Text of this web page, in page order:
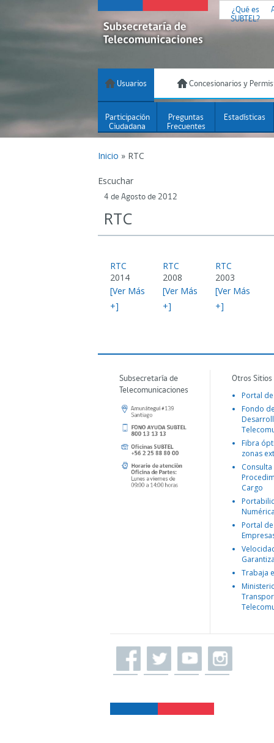
¿Qué es
SUBTEL?
Usuarios Concesionarios y
Participación
Ciudadana
Preguntas
Frecuentes
Estadísticas
Inicio » RTC
Escuchar
4 de Agosto de 2012
RTC
RTC
2014
[Ver Más
+]
RTC
2008
[Ver Más
+]
RTC
2003
[Ver Más
+]
Subsecretaría de
Telecomunicaciones
Otros
Portal
Fondo
Fibra
zonas
Consulta
Cargo
Portal
Trabaja